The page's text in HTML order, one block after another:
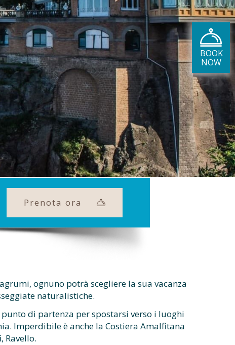
Prenota ora
ognuno potrà scegliere la sua vacanza
naturalistiche.
di partenza per spostarsi verso i luoghi
Imperdibile è anche la Costiera Amalfitana
Ravello.